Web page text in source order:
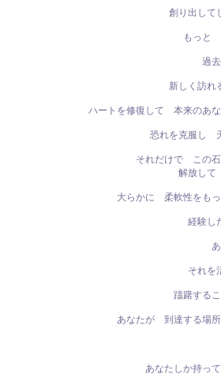
創り出して
もっと
過
新しく訪れ
ハートを修復して 本来のあ
恐れを克服し
それだけで この
解放して
大らかに 柔軟性をも
経験し
それを
躊躇する
あなたが 到達する場
あなたしか持っ